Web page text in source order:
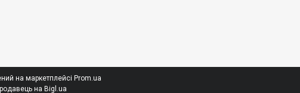
на маркетплейсі Prom.ua
на Bigl.ua